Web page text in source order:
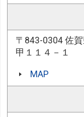
〒843-0304 佐
甲１１４－１
MAP